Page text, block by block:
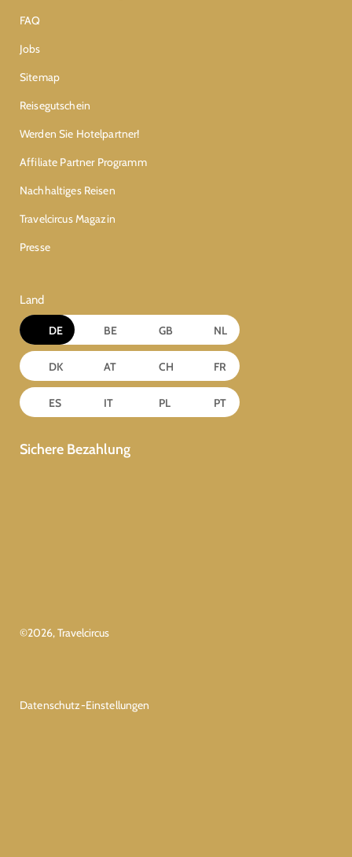
FAQ
Jobs
Sitemap
Reisegutschein
Werden Sie Hotelpartner!
Affiliate Partner Programm
Nachhaltiges Reisen
Travelcircus Magazin
Presse
Land
DE BE GB NL
DK AT CH FR
ES IT PL PT
Sichere Bezahlung
©2026, Travelcircus
Datenschutz-Einstellungen